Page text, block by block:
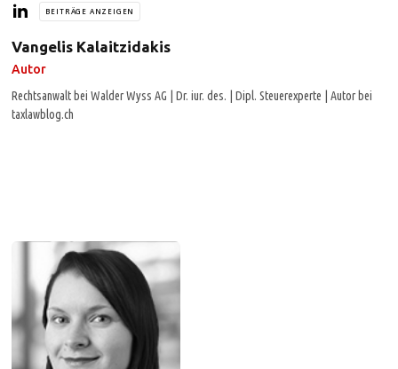
BEITRÄGE ANZEIGEN
Vangelis Kalaitzidakis
Autor
Rechtsanwalt bei Walder Wyss AG | Dr. iur. des. | Dipl. Steuerexperte | Autor bei
taxlawblog.ch